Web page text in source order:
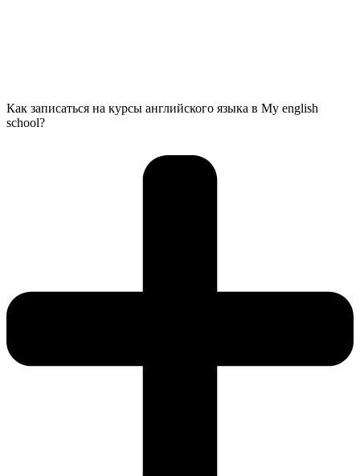
Как записаться на курсы английского языка в My english
school?